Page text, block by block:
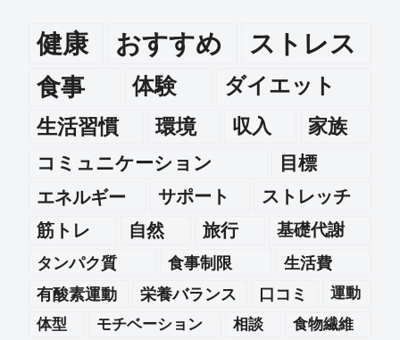
健康 おすすめ ストレス
食事 体験
ダイエット
生活習慣
環境 収入 家族
コミュニケーション
目標
エネルギー
サポート
ストレッチ
筋トレ
自然 旅行 基礎代謝
タンパク質 食事制限
生活費
有酸素運動
栄養バランス 口コミ
運動
体型
モチベーション 相談 食物繊維